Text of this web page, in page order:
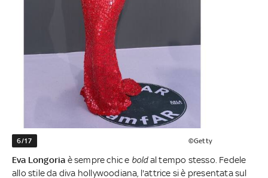
6/17 ©Getty
Eva Longoria è sempre chic e boldal tempo stesso. Fedele
allo stile da diva hollywoodiana, l'attrice si è presentata sul